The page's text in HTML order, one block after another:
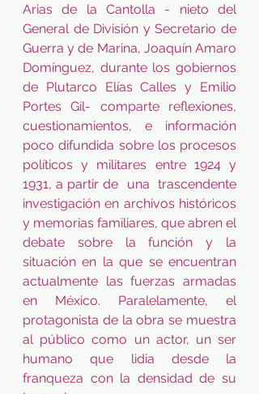
Arias de la Cantolla - nieto del
General de División y Secretario de
Guerra y de Marina, Joaquín Amaro
Domínguez, durante los gobiernos
de Plutarco Elías Calles y Emilio
Portes Gil- comparte reflexiones,
cuestionamientos, e información
poco difundida sobre los procesos
políticos y militares entre 1924 y
1931, a partir de  una  trascendente
investigación en archivos históricos
y memorias familiares, que abren el
debate sobre la función y la
situación en la que se encuentran
actualmente las fuerzas armadas
en México. Paralelamente, el
protagonista de la obra se muestra
al público como un actor, un ser
humano que lidia desde la
franqueza con la densidad de su